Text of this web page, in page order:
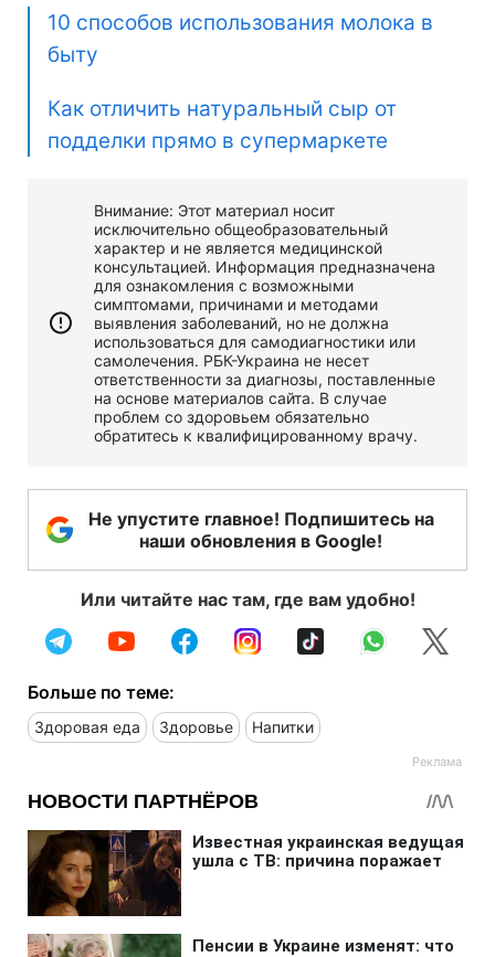
10 способов использования молока в
быту
Как отличить натуральный сыр от
подделки прямо в супермаркете
Внимание: Этот материал носит
исключительно общеобразовательный
характер и не является медицинской
консультацией. Информация предназначена
для ознакомления с возможными
симптомами, причинами и методами
выявления заболеваний, но не должна
использоваться для самодиагностики или
самолечения. РБК-Украина не несет
ответственности за диагнозы, поставленные
на основе материалов сайта. В случае
проблем со здоровьем обязательно
обратитесь к квалифицированному врачу.
Не упустите главное! Подпишитесь на
наши обновления в Google!
Или читайте нас там, где вам удобно!
Больше по теме:
Здоровая еда Здоровье Напитки